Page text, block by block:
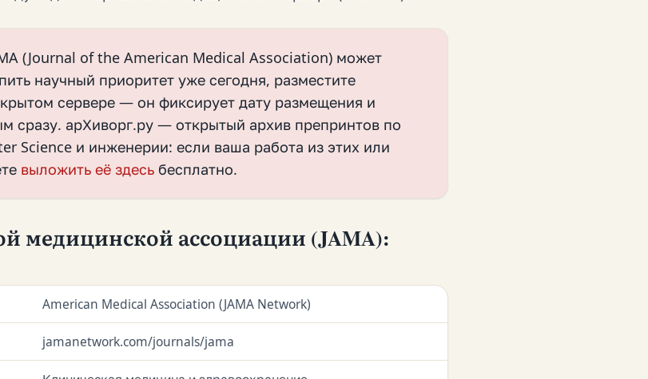
(Journal of the American Medical Association) может
научный приоритет уже сегодня, разместите
сервере — он фиксирует дату размещения и
сразу. арХиворг.ру — открытый архив препринтов по
Science и инженерии: если ваша работа из этих или
выложить её здесь бесплатно.
медицинской ассоциации (JAMA):
American Medical Association (JAMA Network)
jamanetwork.com/journals/jama